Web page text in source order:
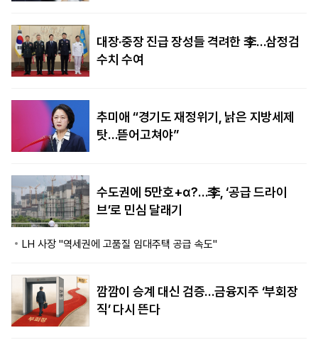
대장·중장 진급 장성들 격려한 李…삼정검
수치 수여
추미애 “경기도 재정위기, 낡은 지방세제
탓…뜯어고쳐야”
수도권에 5만호+α?…李, ‘공급 드라이
브’로 민심 달래기
LH 사장 "역세권에 고품질 임대주택 공급 속도"
깜깜이 승계 대신 검증…금융지주 ‘부회장
직’ 다시 뜬다